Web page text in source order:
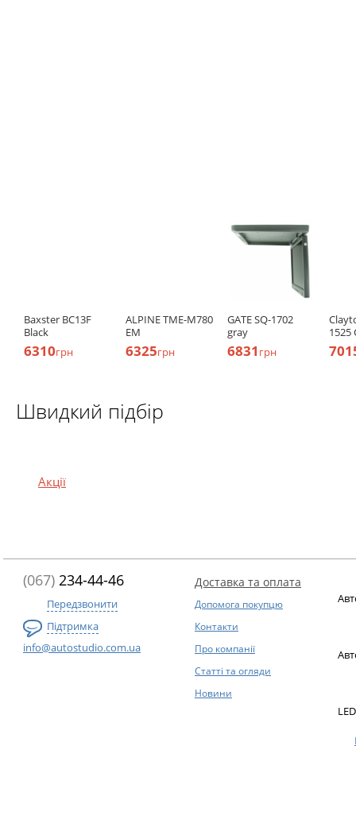
Baxster BC13F
Black
6310грн
ALPINE TME-M780
EM
6325грн
GATE SQ-1702
gray
6831 грн
1525
Швидкий підбір
Акції
(067) 234-44-46
Передзвонити
Підтримка
info@autostudio.com.ua
Доставка та оплата
Допомога покупцю
Контакти
Про компанії
Статті та огляди
Новини